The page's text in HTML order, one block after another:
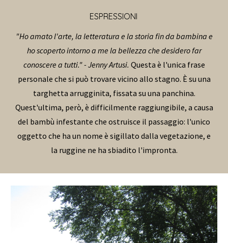
ESPRESSIONI
"Ho amato l'arte, la letteratura e la storia fin da bambina e
ho scoperto intorno a me la bellezza che desidero far
conoscere a tutti." - Jenny Artusi. Questa è l'unica frase
personale che si può trovare vicino allo stagno. È su una
targhetta arrugginita, fissata su una panchina.
Quest'ultima, però, è difficilmente raggiungibile, a causa
del bambù infestante che ostruisce il passaggio: l'unico
oggetto che ha un nome è sigillato dalla vegetazione, e
la ruggine ne ha sbiadito l'impronta.